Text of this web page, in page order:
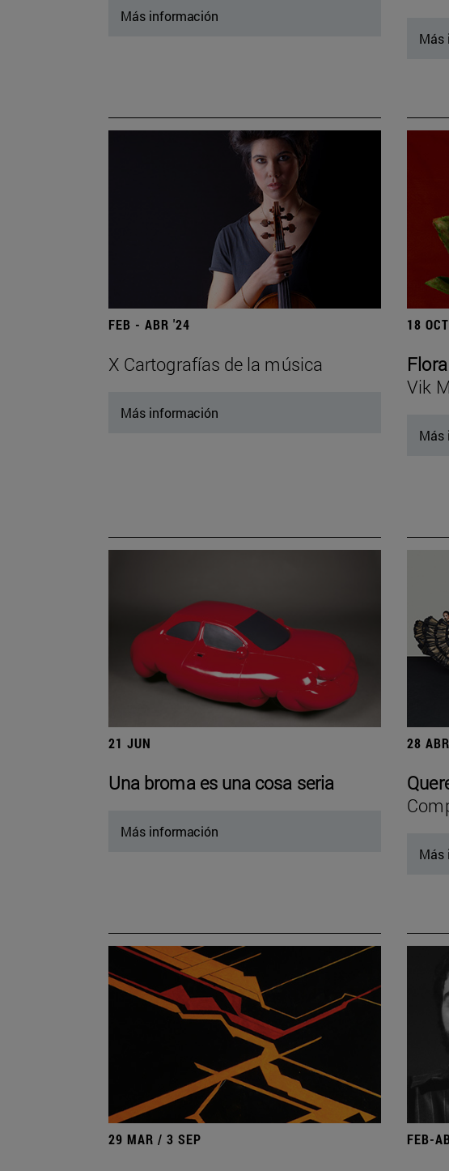
Más información
Más
FEB - ABR '24
X Cartografías de la música
Más información
18
Vik
Más
21 JUN
Una broma es una cosa seria
Más información
28 ABR
Más
29 MAR / 3 SEP FEB-